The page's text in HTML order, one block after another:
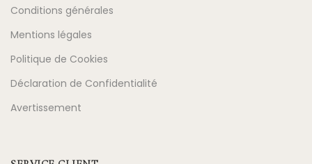
Conditions générales
Mentions légales
Politique de Cookies
Déclaration de Confidentialité
Avertissement